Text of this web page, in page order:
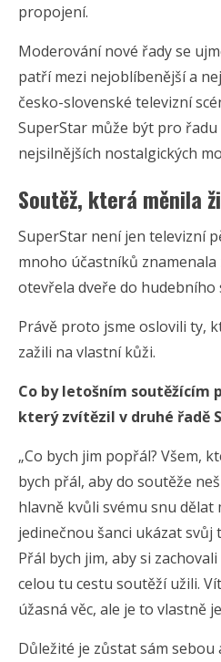
propojení.
Moderování nové řady se
patří mezi nejoblíbenější a
česko-slovenské televizní
SuperStar může být pro řadu
nejsilnějších nostalgických
Soutěž, která měnila
SuperStar není jen televizní
mnoho účastníků
otevřela dveře do hudebního
Právě proto jsme oslovili ty,
zažili na vlastní kůži.
Co by letošním soutěžícím
který zvítězil v druhé řadě
„Co bych jim popřál? Všem,
bych přál, aby do soutěže
hlavně kvůli svému snu
jedinečnou šanci ukázat svůj
Přál bych jim, aby si
celou tu cestu soutěží užili.
úžasná věc, ale je to vlastně
Důležité je zůstat sám